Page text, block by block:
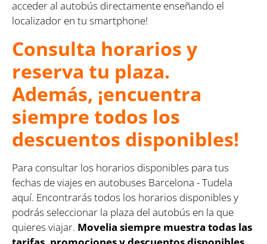
acceder al autobús directamente enseñando el
localizador en tu smartphone!
Consulta horarios y
reserva tu plaza.
Además, ¡encuentra
siempre todos los
descuentos disponibles!
Para consultar los horarios disponibles para tus
fechas de viajes en autobuses Barcelona - Tudela
aquí. Encontrarás todos los horarios disponibles y
podrás seleccionar la plaza del autobús en la que
quieres viajar. Movelia siempre muestra todas las